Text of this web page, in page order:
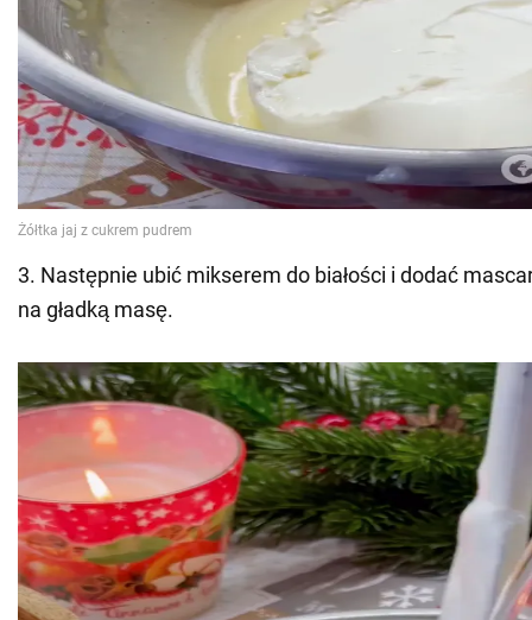
3. Następnie ubić mikserem do białości i dodać
na gładką masę.